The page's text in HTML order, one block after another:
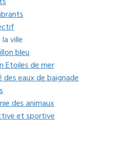
ville
bleu
Etoiles de mer
des eaux de baignade
des animaux
et sportive